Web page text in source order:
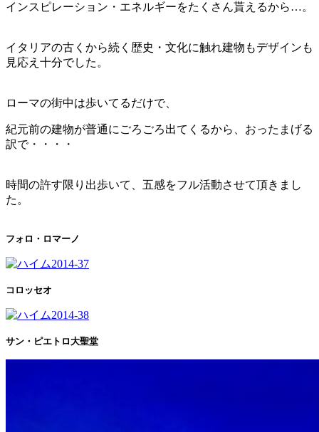
インスピレーション・エネルギーをたくさん貰えるから…。
イタリアの古くから続く歴史・文化に触れ建物もデザインも
見応え十分でした。
ローマの街中は歩いてるだけで、
紀元前の建物が普通にごろごろ出てくるから、おったまげる
訳で・・・・
時間の許す限り出歩いて、五感をフル活動させて頂きまし
た。
フォロ・ロマーノ
コロッセオ
サン・ピエトロ大聖堂